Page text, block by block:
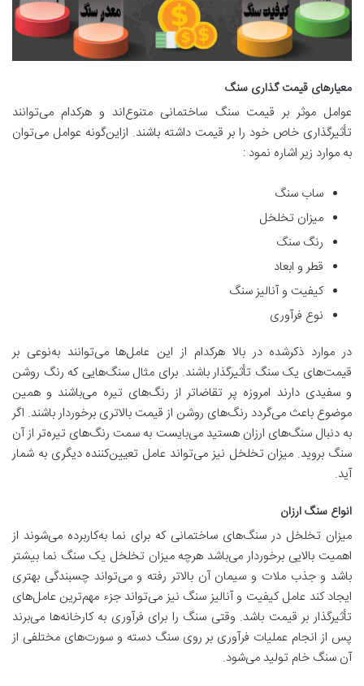
معیارهای قیمت گذاری سنگ
عوامل موثر بر قیمت سنگ ساختمانی متنوع‌اند و هرکدام می‌توانند
تأثیرگذاری خاص خود را بر قیمت داشته باشند. ازاین‌گونه عوامل می‌توان
به موارد زیر اشاره نمود :
ساب سنگ
میزان تخلخل
رنگ سنگ
قطر و ابعاد
کیفیت و آنالیز سنگ
نوع فرآوری
در موارد ذکرشده در بالا هرکدام از این عامل‌ها می‌توانند به‌نوعی بر
قیمت‌های یک سنگ تأثیرگذار باشند. برای مثال سنگ‌هایی که رنگ روشن
و سفیدی دارند امروزه پر تقاضاتر از رنگ‌های تیره می‌باشند و همین
موضوع باعث می‌گردد رنگ‌های روشن از قیمت بالاتری برخوردار باشند. اگر
به دنبال سنگ‌های ارزان هستید می‌بایست به سمت رنگ‌های تیره‌تر از آن
سنگ بروید. میزان تخلخل نیز می‌تواند عامل تعیین‌کننده دیگری به شمار
آید.
انواع سنگ ارزان
میزان تخلخل در سنگ‌های ساختمانی که برای نما به‌کاربرده می‌شوند از
اهمیت بالایی برخوردار می‌باشد هرچه میزان تخلخل یک سنگ نما بیشتر
باشد و جذب ملات و سیمان آن بالاتر رفته و می‌تواند چسبندگی بهتری
ایجاد کند عامل کیفیت و آنالیز سنگ نیز می‌تواند جزء مهم‌ترین عامل‌های
تأثیرگذار بر قیمت باشد. وقتی سنگ را برای فرآوری به کارخانه‌ها می‌برند
پس از انجام عملیات فرآوری بر روی سنگ دسته و سورت‌های مختلفی از
آن سنگ خام تولید می‌شود.